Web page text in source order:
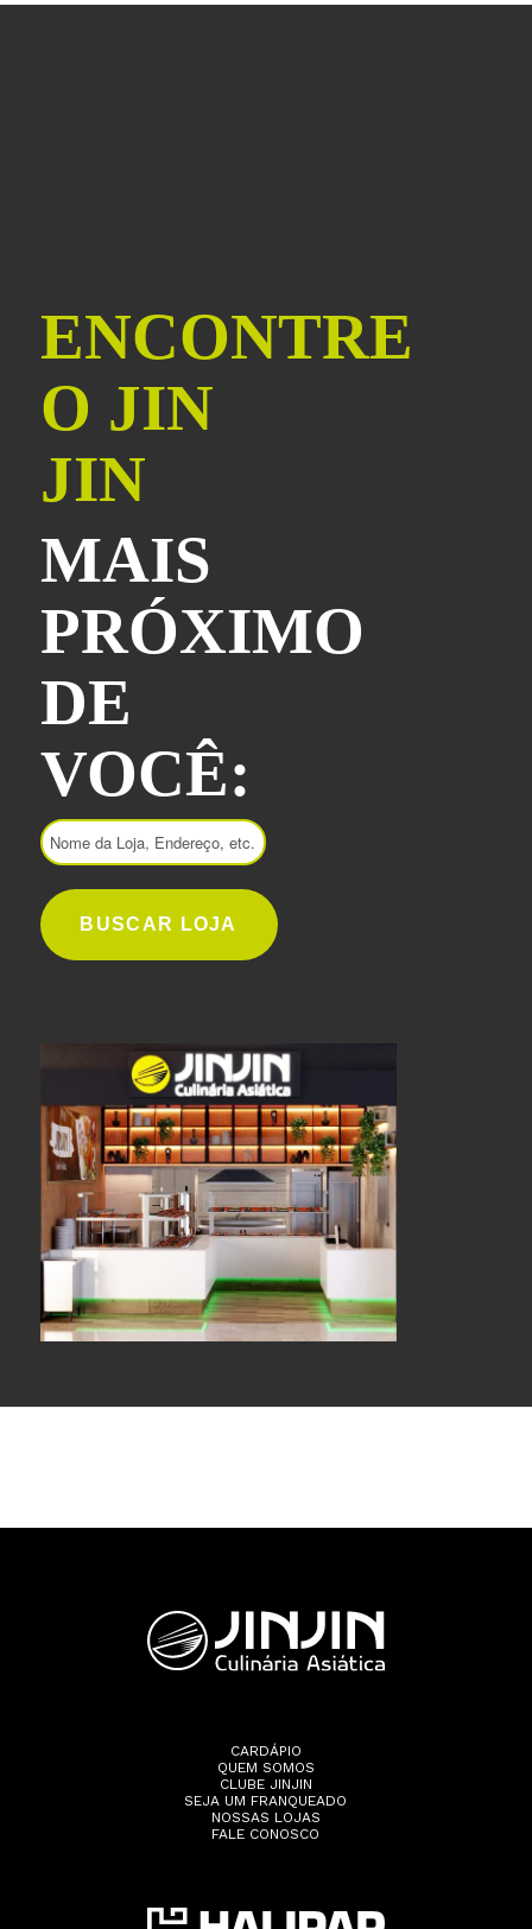
ENCONTRE
O JIN
JIN
MAIS
PRÓXIMO
DE
VOCÊ:
BUSCAR LOJA
CARDÁPIO
QUEM SOMOS
CLUBE JINJIN
SEJA UM FRANQUEADO
NOSSAS LOJAS
FALE CONOSCO